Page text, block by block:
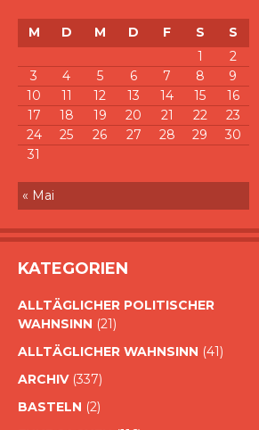
M D M D F S
S
1
2
3
4 5 6 7 8
9
10
11 12 13 14 15
16
17
18 19 20 21 22
23
24
25 26 27 28 29
30
31
« Mai
KATEGORIEN
ALLTÄGLICHER POLITISCHER
WAHNSINN (21)
ALLTÄGLICHER WAHNSINN (41)
ARCHIV(337)
BASTELN (2)